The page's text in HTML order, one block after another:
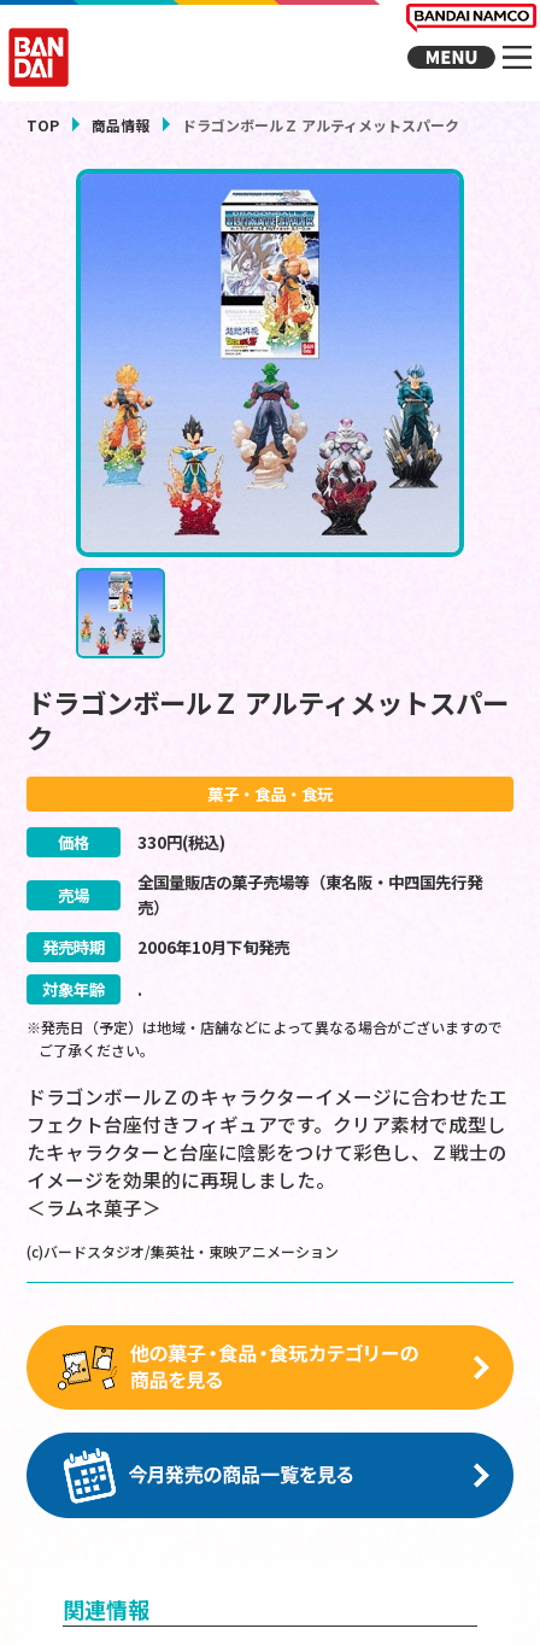
TOP 商品情報 ドラゴンボールＺ アルティメットスパーク
ドラゴンボールＺ アルティメットスパー
ク
菓子・食品・食玩
価格 330円(税込)
売場
全国量販店の菓子売場等（東名阪・中四国先行発
売）
発売時期
2006年10月下旬発売
対象年齢
.
※発売日（予定）は地域・店舗などによって異なる場合がございますので
ご了承ください。
ドラゴンボールＺのキャラクターイメージに合わせたエ
フェクト台座付きフィギュアです。クリア素材で成型し
たキャラクターと台座に陰影をつけて彩色し、Ｚ戦士の
イメージを効果的に再現しました。
＜ラムネ菓子＞
(c)バードスタジオ/集英社・東映アニメーション
関連情報